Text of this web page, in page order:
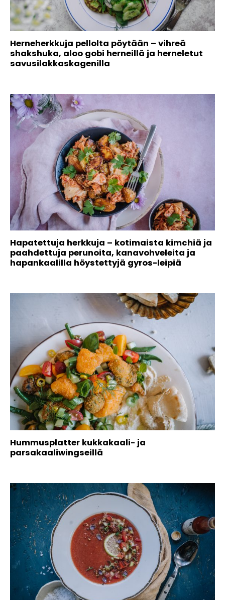
Herneherkkuja pellolta pöytään – vihreä
shakshuka, aloo gobi herneillä ja herneletut
savusilakkaskagenilla
Hapatettuja herkkuja – kotimaista kimchiä ja
paahdettuja perunoita, kanavohveleita ja
hapankaalilla höystettyjä gyros-leipiä
Hummusplatter kukkakaali- ja
parsakaaliwingseillä